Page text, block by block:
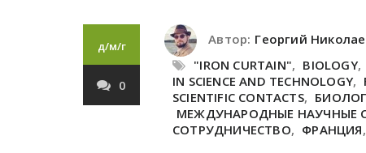
д/м/г
0
Автор: Георгий
"IRON CURTAIN", BIOLOGY,
IN SCIENCE AND TECHNOLOGY,
SCIENTIFIC CONTACTS,
МЕЖДУНАРОДНЫЕ НАУЧНЫЕ
СОТРУДНИЧЕСТВО, ФРАНЦИЯ,